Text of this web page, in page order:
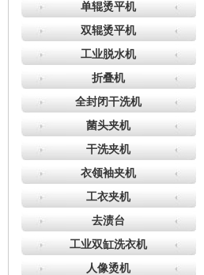
单辊烫平机
双辊烫平机
工业脱水机
折叠机
全封闭干洗机
菌头夹机
干洗夹机
衣领袖夹机
工衣夹机
去渍台
工业双缸洗衣机
人像烫机